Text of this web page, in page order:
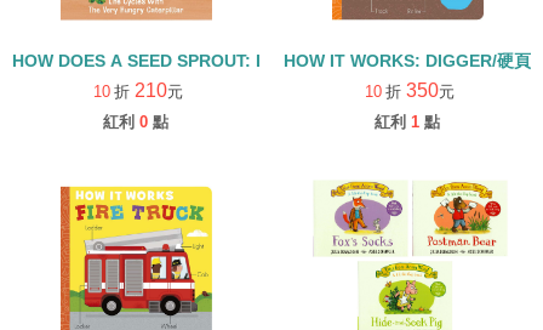
HOW DOES A SEED SPROUT: LIFE CYCLES WITH THE VERY
10 折 210元
紅利 0 點
HOW IT WORKS: DIGGER/硬頁
10 折 350元
紅利 1 點